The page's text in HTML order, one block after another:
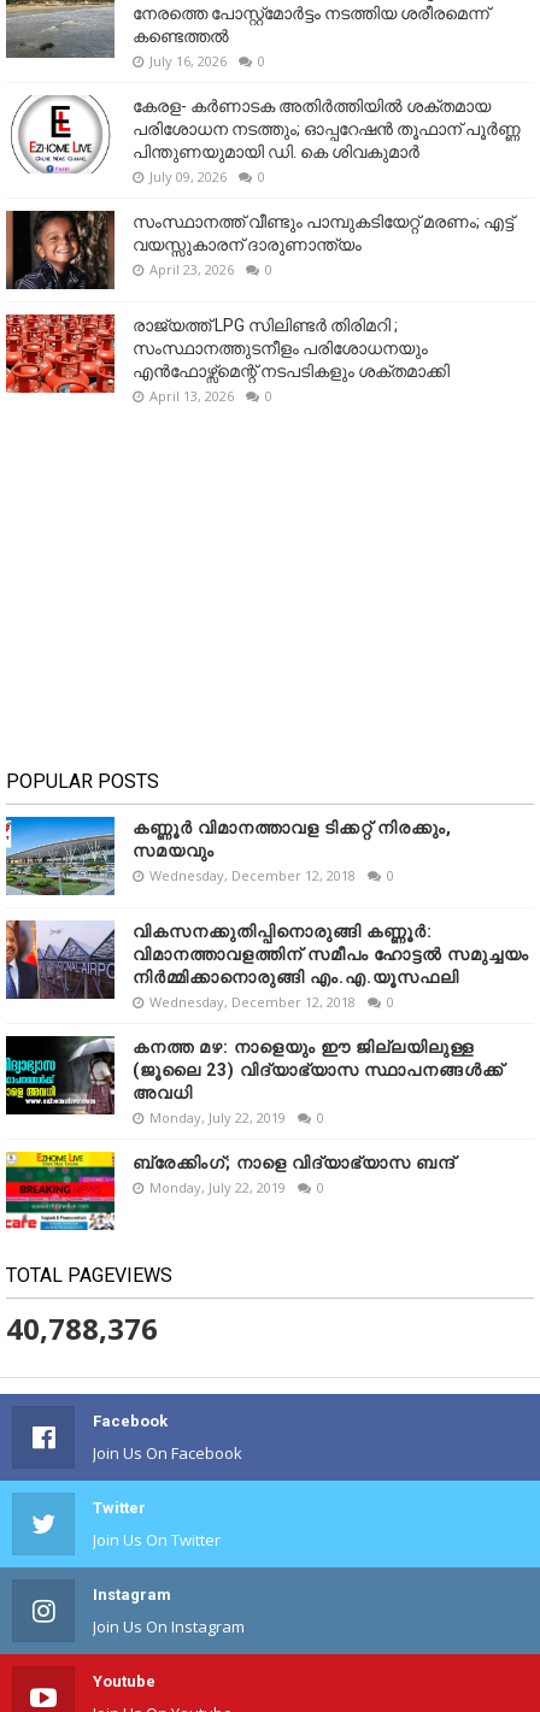
നേരത്തെ പോസ്റ്റ്‌മോർട്ടം നടത്തിയ ശരീരമെന്ന്
കണ്ടെത്തൽ
July 16, 2026 0
കേരള- കർണാടക അതിർത്തിയിൽ ശക്തമായ
പരിശോധന നടത്തും; ഓപ്പറേഷൻ തൂഫാന് പൂർണ്ണ
പിന്തുണയുമായി ഡി. കെ ശിവകുമാർ
July 09, 2026 0
സംസ്ഥാനത്ത് വീണ്ടും പാമ്പുകടിയേറ്റ് മരണം; എട്ട്
വയസ്സുകാരന് ദാരുണാന്ത്യം
April 23, 2026 0
രാജ്യത്ത് LPG സിലിണ്ടർ തിരിമറി ;
സംസ്ഥാനത്തുടനീളം പരിശോധനയും
എൻഫോഴ്സ്മെന്റ് നടപടികളും ശക്തമാക്കി
April 13, 2026 0
POPULAR POSTS
കണ്ണൂർ വിമാനത്താവള ടിക്കറ്റ് നിരക്കും,
സമയവും
Wednesday, December 12, 2018 0
വികസനക്കുതിപ്പിനൊരുങ്ങി കണ്ണൂർ:
വിമാനത്താവളത്തിന് സമീപം ഹോട്ടൽ സമുച്ചയം
നിർമ്മിക്കാനൊരുങ്ങി എം.എ.യൂസഫലി
Wednesday, December 12, 2018 0
കനത്ത മഴ: നാളെയും ഈ ജില്ലയിലുള്ള
(ജൂലൈ 23) വിദ്യാഭ്യാസ സ്ഥാപനങ്ങൾക്ക്
അവധി
Monday, July 22, 2019 0
ബ്രേക്കിംഗ്; നാളെ വിദ്യാഭ്യാസ ബന്ദ്
Monday, July 22, 2019 0
TOTAL PAGEVIEWS
40,788,376
Facebook
Join Us On Facebook
Twitter
Join Us On Twitter
Instagram
Join Us On Instagram
Youtube